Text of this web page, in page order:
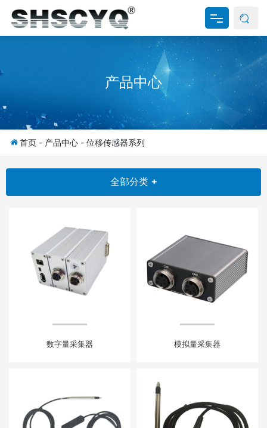
产品中心
新闻资讯
产品中心
首页 - 产品中心 - 位移传感器系列
全部分类 +
数字量采集器 模拟量采集器